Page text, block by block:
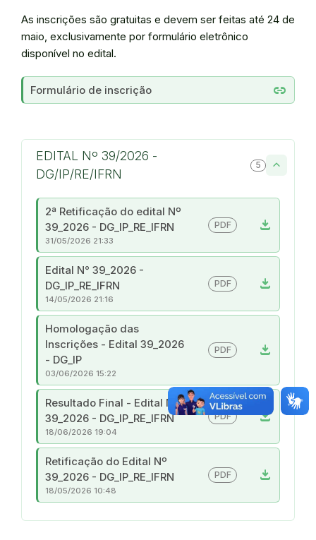
As inscrições são gratuitas e devem ser feitas até 24 de
maio, exclusivamente por formulário eletrônico
disponível no edital.
link
Formulário de inscrição
EDITAL Nº 39/2026 -
DG/IP/RE/IFRN
5
2ª Retificação do edital Nº
39_2026 - DG_IP_RE_IFRN
download
PDF
31/05/2026 21:33
Edital N° 39_2026 -
DG_IP_RE_IFRN
download
PDF
14/05/2026 21:16
Homologação das
Inscrições - Edital 39_2026
- DG_IP
download
PDF
03/06/2026 15:22
Resultado Final - Edital Nº
39_2026 - DG_IP_RE_IFRN
download
PDF
18/06/2026 19:04
Retificação do Edital Nº
39_2026 - DG_IP_RE_IFRN
download
PDF
18/05/2026 10:48